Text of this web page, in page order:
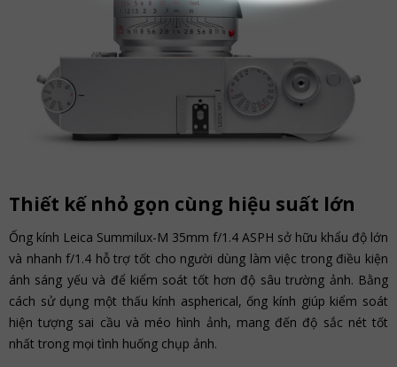
Thiết kế nhỏ gọn cùng hiệu suất lớn
Ống kính Leica Summilux-M 35mm f/1.4 ASPH sở hữu khẩu độ lớn
và nhanh f/1.4 hỗ trợ tốt cho người dùng làm việc trong điều kiện
ánh sáng yếu và để kiểm soát tốt hơn độ sâu trường ảnh. Bằng
cách sử dụng một thấu kính aspherical, ống kính giúp kiểm soát
hiện tượng sai cầu và méo hình ảnh, mang đến độ sắc nét tốt
nhất trong mọi tình huống chụp ảnh.